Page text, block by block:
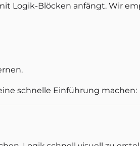
Logik-Blöcken anfängt. Wir
schnelle Einführung machen: